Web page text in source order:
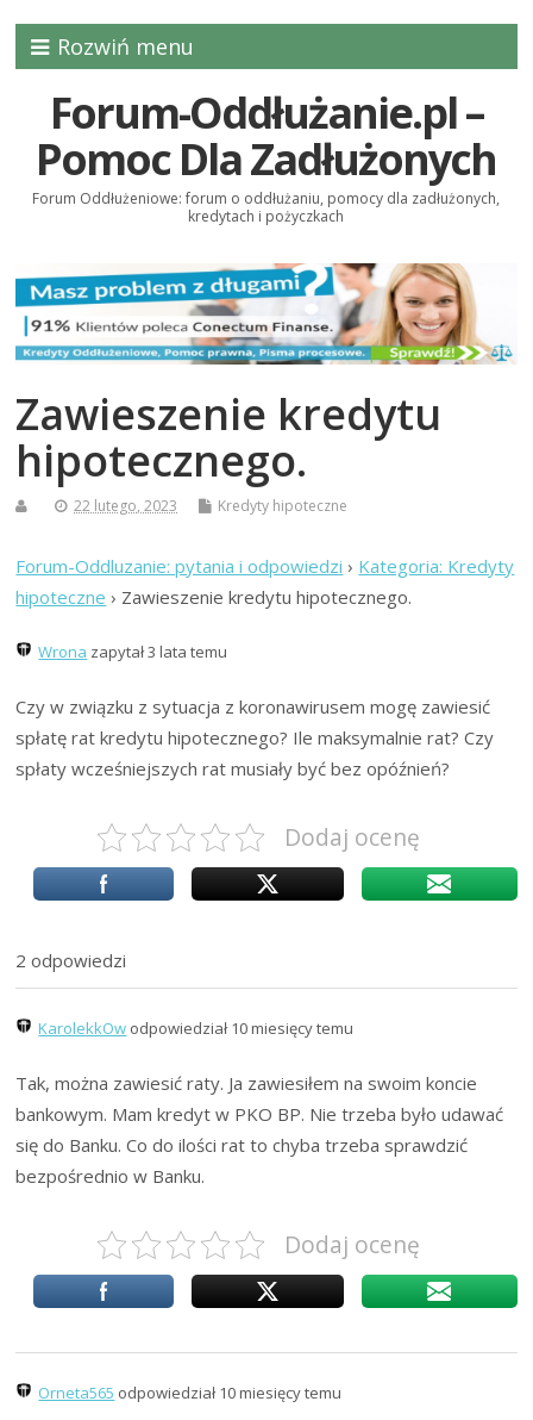
Rozwiń menu
Forum-Oddłużanie.pl –
Pomoc Dla Zadłużonych
Forum Oddłużeniowe: forum o oddłużaniu, pomocy dla zadłużonych,
kredytach i pożyczkach
Zawieszenie kredytu
hipotecznego.
22 lutego, 2023 Kredyty hipoteczne
Forum-Oddluzanie: pytania i odpowiedzi › Kategoria: Kredyty
hipoteczne › Zawieszenie kredytu hipotecznego.
Wrona zapytał 3 lata temu
Czy w związku z sytuacja z koronawirusem mogę zawiesić
spłatę rat kredytu hipotecznego? Ile maksymalnie rat? Czy
spłaty wcześniejszych rat musiały być bez opóźnień?
Dodaj ocenę
2 odpowiedzi
KarolekkOw odpowiedział 10 miesięcy temu
Tak, można zawiesić raty. Ja zawiesiłem na swoim koncie
bankowym. Mam kredyt w PKO BP. Nie trzeba było udawać
się do Banku. Co do ilości rat to chyba trzeba sprawdzić
bezpośrednio w Banku.
Dodaj ocenę
Orneta565 odpowiedział 10 miesięcy temu